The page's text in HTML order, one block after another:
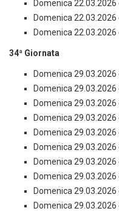
Domenica
Domenica
Domenica
34ª Giornata
Domenica
Domenica
Domenica
Domenica
Domenica
Domenica
Domenica
Domenica
Domenica
Domenica